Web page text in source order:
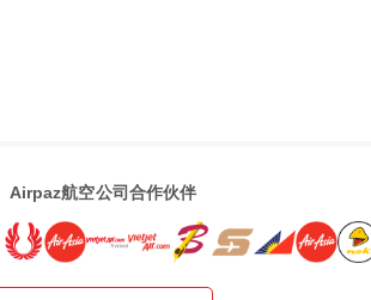
Airpaz航空公司合作伙伴